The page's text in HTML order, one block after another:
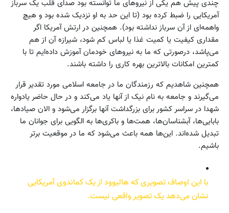
چندی پیش هم یکی از نیروهای ما توانسته بود صدای قلب یک سرباز
آمریکایی را ضبط کرده بود (تا این حد به او نزدیک شده بود و هیچ
واهمه‌ای از آن سرباز نداشته بود). همچنین در ارتش آمریکا اگر
مقداری کیفیت یا کمیت غذا یا لباس کم شود، شیرازه آن از هم
می‌پاشد، درصورتی که ما به نیروهای خودمان آموزش داده‌ایم تا با
کمترین امکانات بالاترین بهره کاری را داشته باشند.
همچنین شاهدیم که رزمندگان ما در جامعه اسلامی مورد تقدیر قرار
می‌گیرند و جامعه به نام نیک از آنها یاد می‌کند و در حال حاضر یادواره
شهدا در سراسر کشور برای بزرگداشت آنها برگزار می‌شود و الان صیادها،
بابایی‌ها، آبشناسان‌ها، همت‌ها و باکری‌ها به الگویی برای جوانان ما
تبدیل شده‌اند. این‌ها همه باعث می‌شود که ما در موقعیت برتر
باشیم.
با این اوصاف تصویری که هالیوود از یک کماندوی آمریکایی
نشان می‌دهد یک تصویر واقعی نیست.